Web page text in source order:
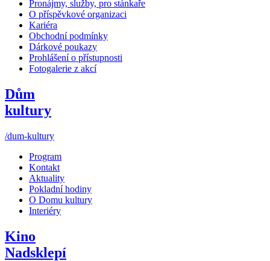
Pronájmy, služby, pro stánkaře
O příspěvkové organizaci
Kariéra
Obchodní podmínky
Dárkové poukazy
Prohlášení o přístupnosti
Fotogalerie z akcí
Dům
kultury
/dum-kultury
Program
Kontakt
Aktuality
Pokladní hodiny
O Domu kultury
Interiéry
Kino
Nadsklepí